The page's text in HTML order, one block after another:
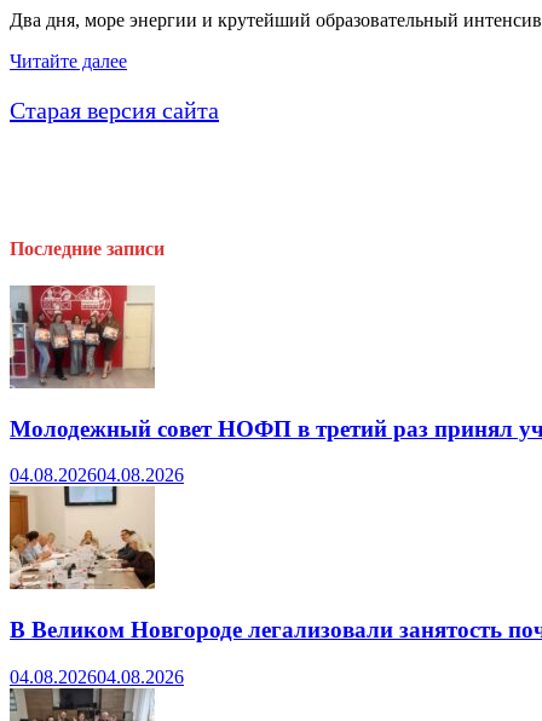
Два дня, море энергии и крутейший образовательный
Новгородская
в
центре
Читайте далее
Старая версия сайта
Последние записи
Молодежный совет НОФП в третий раз принял
04.08.202604.08.2026
В Великом Новгороде легализовали занятость
04.08.202604.08.2026